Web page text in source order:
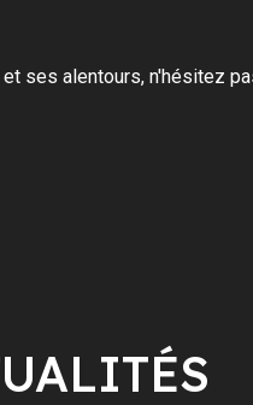
et ses alentours, n'hésitez